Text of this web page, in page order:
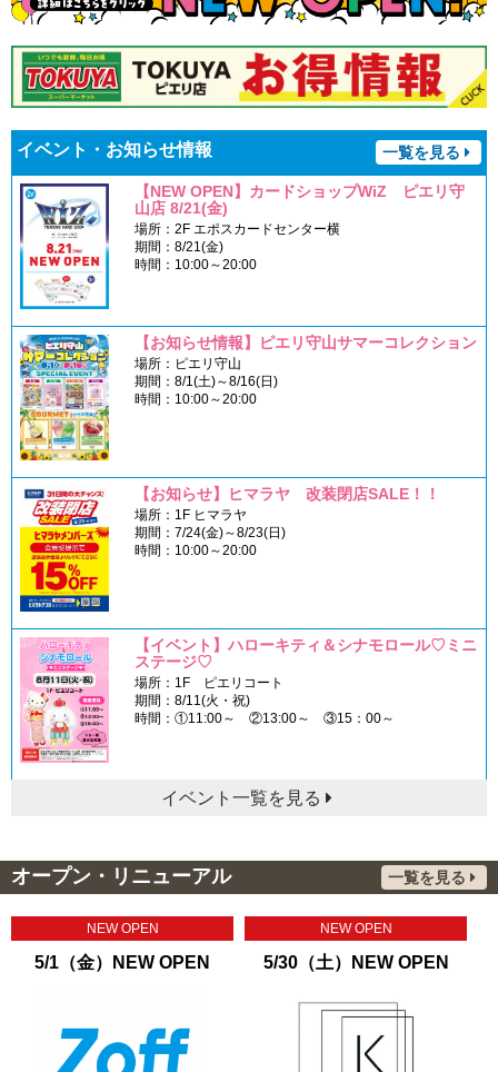
イベント・お知らせ情報 一覧を見る
【NEW OPEN】カードショップWiZ ピエリ守
山店 8/21(金)
場所：2F エポスカードセンター横
期間：8/21(金)
時間：10:00～20:00
【お知らせ情報】ピエリ守山サマーコレクション
場所：ピエリ守山
期間：8/1(土)～8/16(日)
時間：10:00～20:00
【お知らせ】ヒマラヤ 改装閉店SALE！！
場所：1F ヒマラヤ
期間：7/24(金)～8/23(日)
時間：10:00～20:00
【イベント】ハローキティ＆シナモロール♡ミニ
ステージ♡
場所：1F ピエリコート
期間：8/11(火・祝)
時間：①11:00～ ②13:00～ ③15：00～
イベント一覧を見る
オープン・リニューアル 一覧を見る
NEW OPEN
5/1（金）NEW OPEN
NEW OPEN
5/30（土）NEW OPEN